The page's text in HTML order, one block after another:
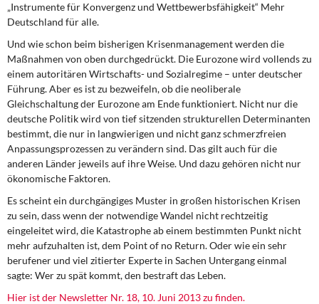
„Instrumente für Konvergenz und Wettbewerbsfähigkeit“ Mehr
Deutschland für alle.
Und wie schon beim bisherigen Krisenmanagement werden die
Maßnahmen von oben durchgedrückt. Die Eurozone wird vollends zu
einem autoritären Wirtschafts- und Sozialregime – unter deutscher
Führung. Aber es ist zu bezweifeln, ob die neoliberale
Gleichschaltung der Eurozone am Ende funktioniert. Nicht nur die
deutsche Politik wird von tief sitzenden strukturellen Determinanten
bestimmt, die nur in langwierigen und nicht ganz schmerzfreien
Anpassungsprozessen zu verändern sind. Das gilt auch für die
anderen Länder jeweils auf ihre Weise. Und dazu gehören nicht nur
ökonomische Faktoren.
Es scheint ein durchgängiges Muster in großen historischen Krisen
zu sein, dass wenn der notwendige Wandel nicht rechtzeitig
eingeleitet wird, die Katastrophe ab einem bestimmten Punkt nicht
mehr aufzuhalten ist, dem Point of no Return. Oder wie ein sehr
berufener und viel zitierter Experte in Sachen Untergang einmal
sagte: Wer zu spät kommt, den bestraft das Leben.
Hier ist der Newsletter Nr. 18, 10. Juni 2013 zu finden.